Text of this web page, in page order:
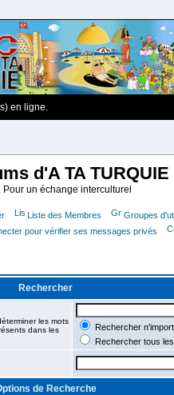
en ligne.
d'A TA TURQUIE
Pour un échange interculturel
Liste des Membres
Groupes
pour vérifier ses messages privés
Rechercher
les mots
dans les
Rechercher
Rechercher tous
de Recherche